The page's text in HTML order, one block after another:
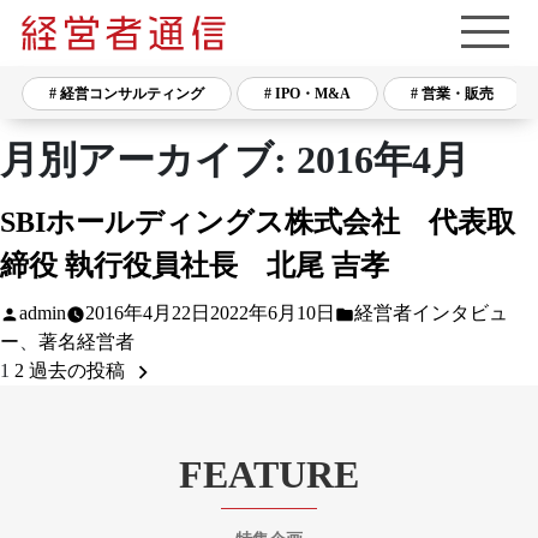
# 経営コンサルティング # IPO・M&A # 営業・販売
月別アーカイブ: 2016年4月
SBIホールディングス株式会社 代表取
締役 執行役員社長 北尾 吉孝
投
者:
admin 2016年4月22日 2022年6月10日
カ
経営者インタビュ
ー
著名経営者
Posts
1 2 過去の投稿
FEATURE